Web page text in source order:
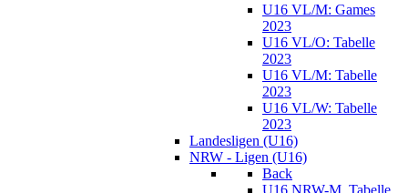
U16 VL/M: Games
2023
U16 VL/O: Tabelle
2023
U16 VL/M: Tabelle
2023
U16 VL/W: Tabelle
2023
Landesligen (U16)
NRW - Ligen (U16)
Back
U16 NRW-M. Tabelle